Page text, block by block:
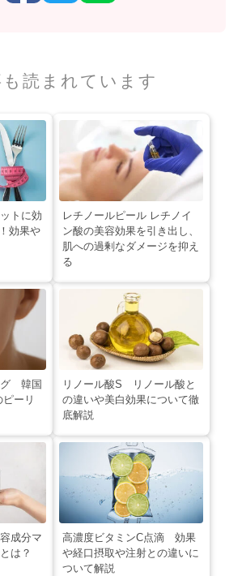
読まれています
トに効
効果や
レチノールピール レチノイ
ン酸の美容効果を引き出し、
肌への過剰なダメージを抑え
る
グ 韓国
ーリ
リノール酸S リノール酸と
の違いや美白効果について徹
底解説
成分マ
は？
高濃度ビタミンC点滴 効果
や経口摂取や注射との違いに
ついて解説